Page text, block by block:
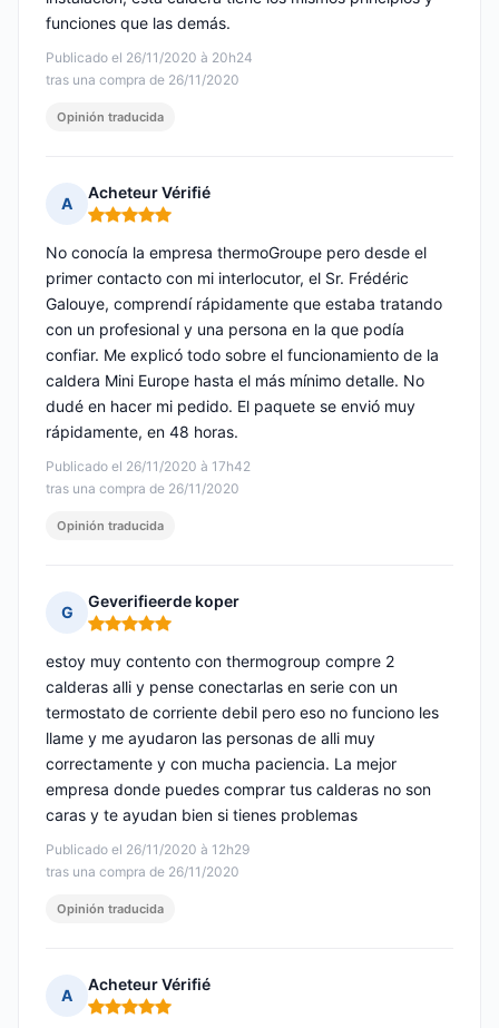
Publicado el 26/11/2020 à 20h24
tras una compra de 26/11/2020
funciones que las demás.
Opinión traducida
A
Acheteur Vérifié
Nota: 5 de 5
Publicado el 26/11/2020 à 17h42
tras una compra de 26/11/2020
No conocía la empresa thermoGroupe pero desde el
primer contacto con mi interlocutor, el Sr. Frédéric
Galouye, comprendí rápidamente que estaba tratando
con un profesional y una persona en la que podía
confiar. Me explicó todo sobre el funcionamiento de la
caldera Mini Europe hasta el más mínimo detalle. No
dudé en hacer mi pedido. El paquete se envió muy
rápidamente, en 48 horas.
Opinión traducida
G
Geverifieerde koper
Nota: 5 de 5
Publicado el 26/11/2020 à 12h29
tras una compra de 26/11/2020
estoy muy contento con thermogroup compre 2
calderas alli y pense conectarlas en serie con un
termostato de corriente debil pero eso no funciono les
llame y me ayudaron las personas de alli muy
correctamente y con mucha paciencia. La mejor
empresa donde puedes comprar tus calderas no son
caras y te ayudan bien si tienes problemas
Opinión traducida
A
Acheteur Vérifié
Nota: 5 de 5